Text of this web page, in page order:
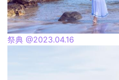
祭典 @2023.04.16